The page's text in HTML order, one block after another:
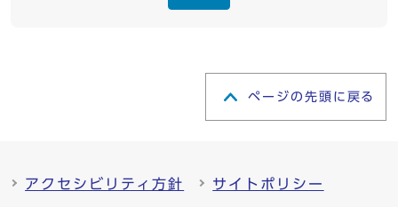
ページの先頭に戻る
アクセシビリティ方針 サイトポリシー